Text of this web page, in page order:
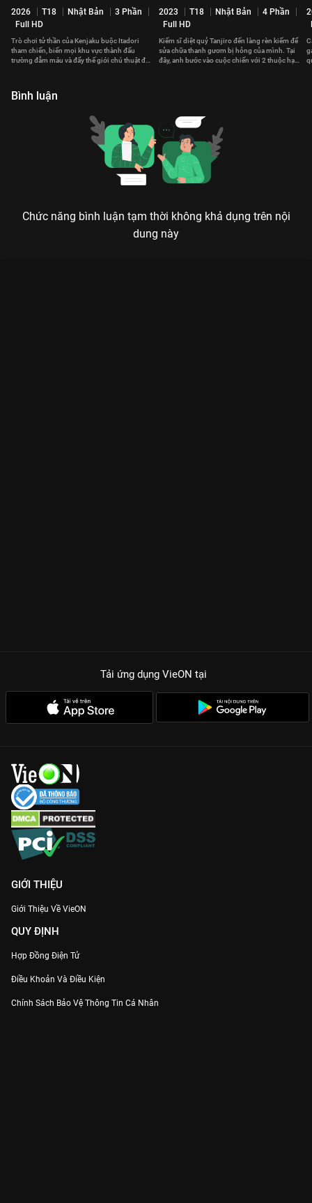
2026 T18 Nhật Bản
3 Phần
Full HD
Trò chơi tử thần của Kenjaku buộc Itadori
tham chiến, biến mọi khu vực thành đấu
trường đẫm máu và đẩy thế giới chú thuật đến
2023 T18 Nhật Bản
4 Phần
Full HD
Kiếm sĩ diệt quỷ Tanjiro đến làng rèn kiếm để
sửa chữa thanh gươm bị hỏng của mình. Tại
đây, anh bước vào cuộc chiến với 2 thuộc hạ
Bình luận
Chức năng bình luận tạm thời không khả dụng trên nội
dung này
Tải ứng dụng VieON tại
GIỚI THIỆU
Giới Thiệu Về VieON
QUY ĐỊNH
Hợp Đồng Điện Tử
Điều Khoản Và Điều Kiện
Chính Sách Bảo Vệ Thông Tin Cá Nhân